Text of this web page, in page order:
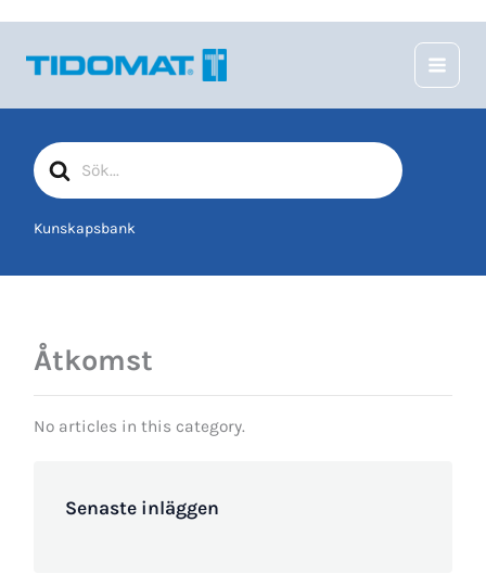
innehåll
Sök
efter
Kunskapsbank
Åtkomst
No articles in this category.
Senaste inläggen